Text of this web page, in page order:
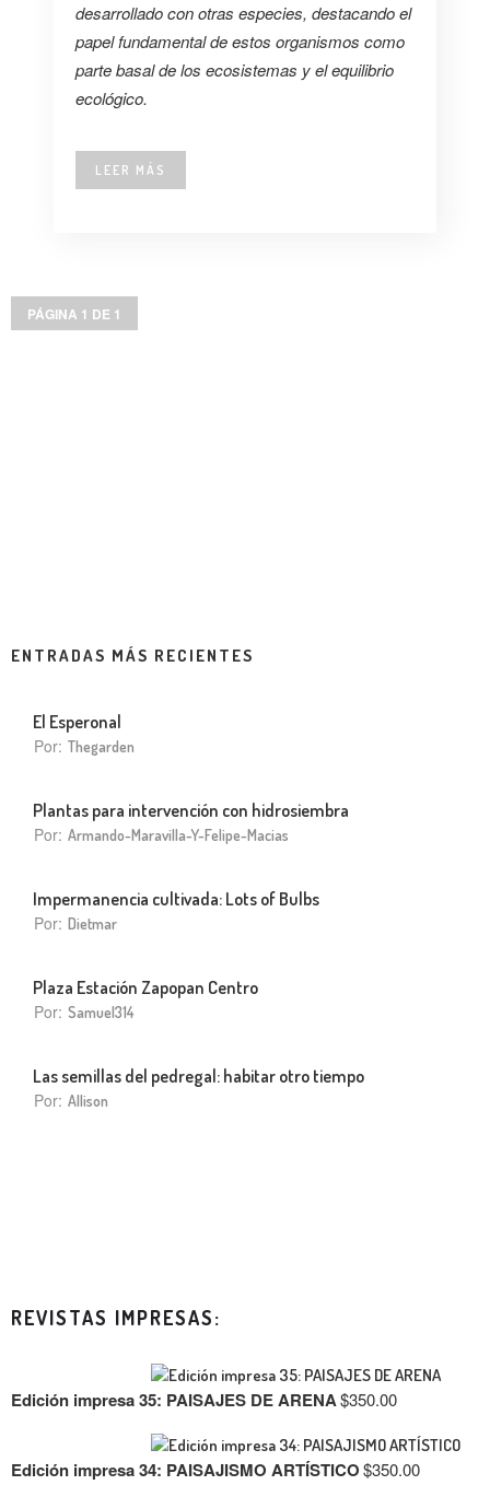
desarrollado con otras especies, destacando el
papel fundamental de estos organismos como
parte basal de los ecosistemas y el equilibrio
ecológico.
LEER MÁS
PÁGINA 1 DE 1
ENTRADAS MÁS RECIENTES
El Esperonal
Por: Thegarden
Plantas para intervención con hidrosiembra
Por: Armando-Maravilla-Y-Felipe-Macias
Impermanencia cultivada: Lots of Bulbs
Por: Dietmar
Plaza Estación Zapopan Centro
Por: Samuel314
Las semillas del pedregal: habitar otro tiempo
Por: Allison
REVISTAS IMPRESAS:
Edición impresa 35: PAISAJES DE ARENA$350.00
Edición impresa 34: PAISAJISMO ARTÍSTICO$350.00